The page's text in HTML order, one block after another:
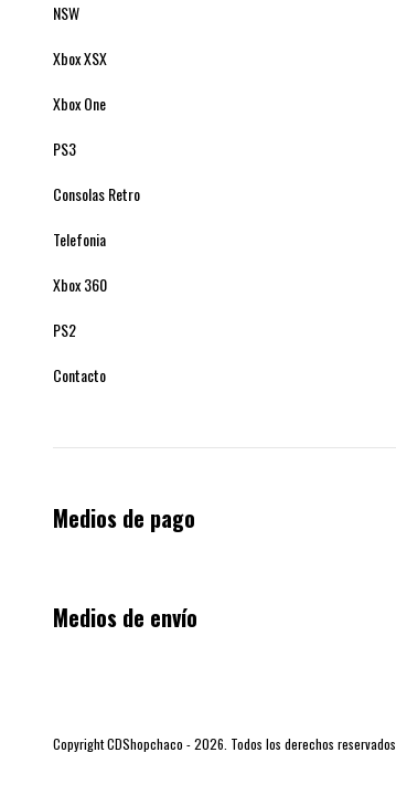
NSW
Xbox XSX
Xbox One
PS3
Consolas Retro
Telefonia
Xbox 360
PS2
Contacto
Medios de pago
Medios de envío
Copyright CDShopchaco - 2026. Todos los derechos reservados.